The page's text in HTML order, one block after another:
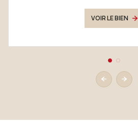
VOIR LE BIEN